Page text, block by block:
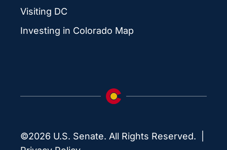
Visiting DC
Investing in Colorado Map
©2026 U.S. Senate. All Rights Reserved. |